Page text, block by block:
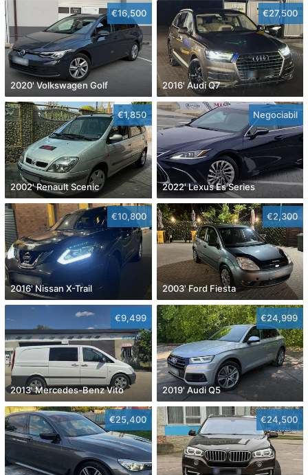
€16,500
2020' Volkswagen Golf
€27,500
2016' Audi Q7
€1,850
2002' Renault Scenic
Negociabil
2022' Lexus Es Series
€10,800
2016' Nissan X-Trail
€2,300
2003' Ford Fiesta
€9,499
2013' Mercedes-Benz Vito
€24,999
2019' Audi Q5
€25,400 €24,500